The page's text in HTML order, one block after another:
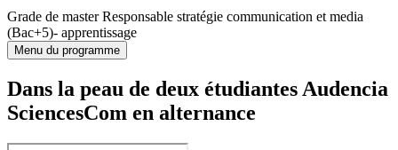
Grade de master Responsable stratégie communication et media
(Bac+5)- apprentissage
Menu du programme
Dans la peau de deux étudiantes Audencia
SciencesCom en alternance